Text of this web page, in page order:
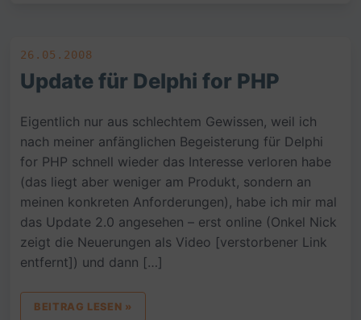
26.05.2008
Update für Delphi for PHP
Eigentlich nur aus schlechtem Gewissen, weil ich
nach meiner anfänglichen Begeisterung für Delphi
for PHP schnell wieder das Interesse verloren habe
(das liegt aber weniger am Produkt, sondern an
meinen konkreten Anforderungen), habe ich mir mal
das Update 2.0 angesehen – erst online (Onkel Nick
zeigt die Neuerungen als Video [verstorbener Link
entfernt]) und dann […]
BEITRAG LESEN »